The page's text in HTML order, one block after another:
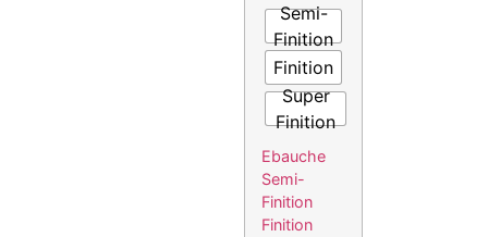
Semi-
Finition
Finition
Super
Finition
Ebauche
Semi-
Finition
Finition